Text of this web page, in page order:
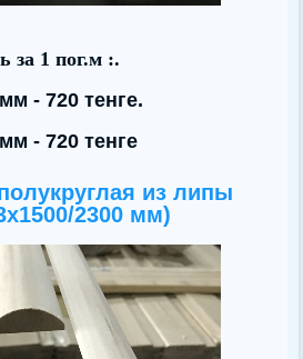
за 1 пог.м :.
- 720 тенге.
- 720 тенге
из липы
2300 мм)